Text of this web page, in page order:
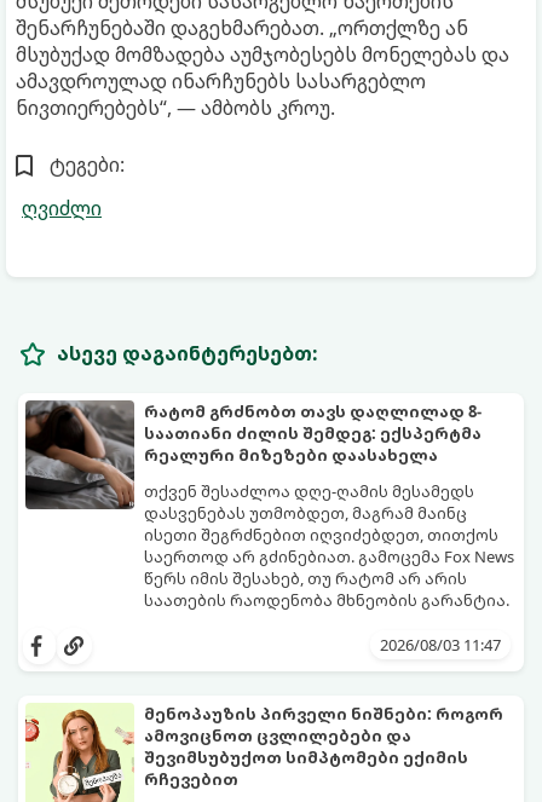
შენარჩუნებაში დაგეხმარებათ. „ორთქლზე ან
მსუბუქად მომზადება აუმჯობესებს მონელებას და
ამავდროულად ინარჩუნებს სასარგებლო
ნივთიერებებს“, — ამბობს კროუ.
ტეგები:
ღვიძლი
ასევე დაგაინტერესებთ:
რატომ გრძნობთ თავს დაღლილად 8-
საათიანი ძილის შემდეგ: ექსპერტმა
რეალური მიზეზები დაასახელა
თქვენ შესაძლოა დღე-ღამის მესამედს
დასვენებას უთმობდეთ, მაგრამ მაინც
ისეთი შეგრძნებით იღვიძებდეთ, თითქოს
საერთოდ არ გძინებიათ. გამოცემა Fox News
წერს იმის შესახებ, თუ რატომ არ არის
საათების რაოდენობა მხნეობის გარანტია.
2026/08/03 11:47
მენოპაუზის პირველი ნიშნები: როგორ
ამოვიცნოთ ცვლილებები და
შევიმსუბუქოთ სიმპტომები ექიმის
რჩევებით